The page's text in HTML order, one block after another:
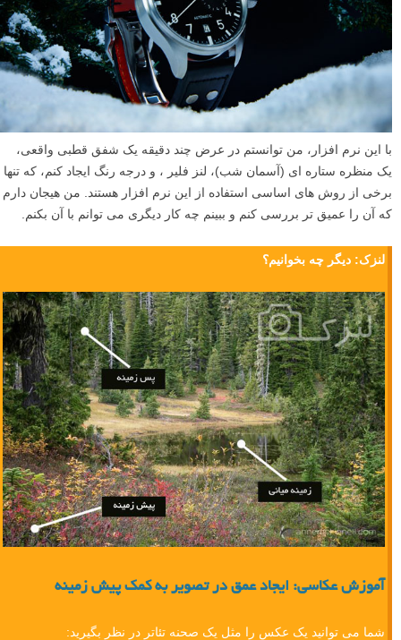
با این نرم افزار، من توانستم در عرض چند دقیقه یک شفق قطبی واقعی،
یک منظره ستاره ای (آسمان شب)، لنز فلیر ، و درجه رنگ ایجاد کنم، که تنها
برخی از روش های اساسی استفاده از این نرم افزار هستند. من هیجان دارم
که آن را عمیق تر بررسی کنم و ببینم چه کار دیگری می توانم با آن بکنم.
لنزک: دیگر چه بخوانیم؟
آموزش عکاسی: ایجاد عمق در تصویر به کمک پیش زمینه
شما می توانید یک عکس را مثل یک صحنه تئاتر در نظر بگیرید: